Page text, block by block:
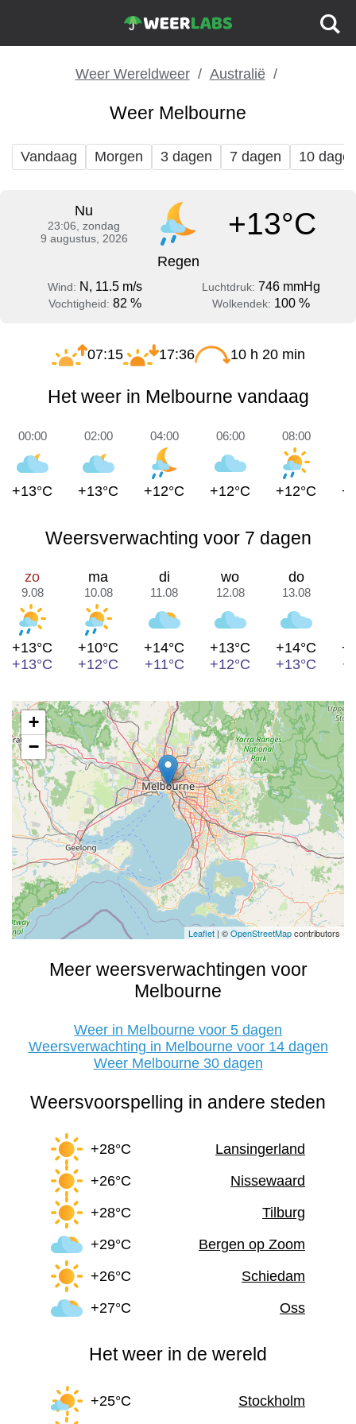
Weer Wereldweer Australië
Weer Melbourne
Vandaag Morgen 3 dagen 7 dagen 10
Nu
23:06, zondag
9 augustus, 2026
+13°C
Regen
Wind: N, 11.5 m/s Luchtdruk: 746 mmHg
Vochtigheid: 82 % Wolkendek: 100 %
07:15 17:36 10 h 20 min
Het weer in Melbourne vandaag
00:00
+13°C
02:00
+13°C
04:00
+12°C
06:00
+12°C
08:00
+12°C
Weersverwachting voor 7 dagen
zo
9.08
+13°C
+13°C
ma
10.08
+10°C
+12°C
di
11.08
+14°C
+11°C
wo
12.08
+13°C
+12°C
do
13.08
+14°C
+13°C
+
−
Leaflet | ©OpenStreetMapcontributors
Meer weersverwachtingen voor
Melbourne
Weer in Melbourne voor 5 dagen
Weersverwachting in Melbourne voor 14 dagen
Weer Melbourne 30 dagen
Weersvoorspelling in andere steden
+28°C
Lansingerland
+26°C
Nissewaard
+28°C
Tilburg
+29°C
Bergen op Zoom
+26°C
Schiedam
+27°C
Oss
Het weer in de wereld
+25°C Stockholm